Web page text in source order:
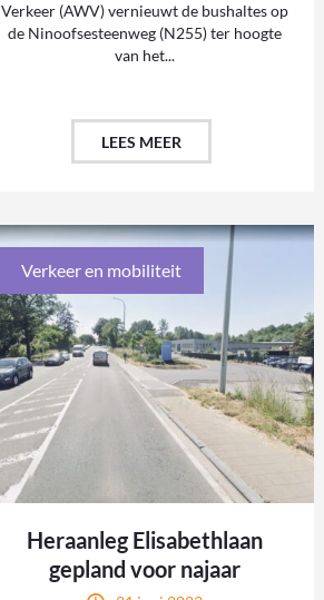
Verkeer (AWV) vernieuwt de bushaltes op
de Ninoofsesteenweg (N255) ter hoogte
van het...
LEES MEER
Verkeer en mobiliteit
Heraanleg Elisabethlaan
gepland voor najaar